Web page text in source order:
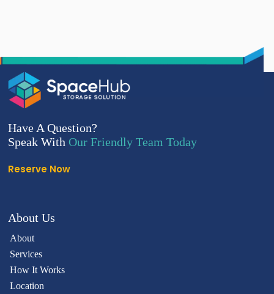
Have A Question?
Speak With Our Friendly Team Today
Reserve Now
About Us
About
Services
How It Works
Location